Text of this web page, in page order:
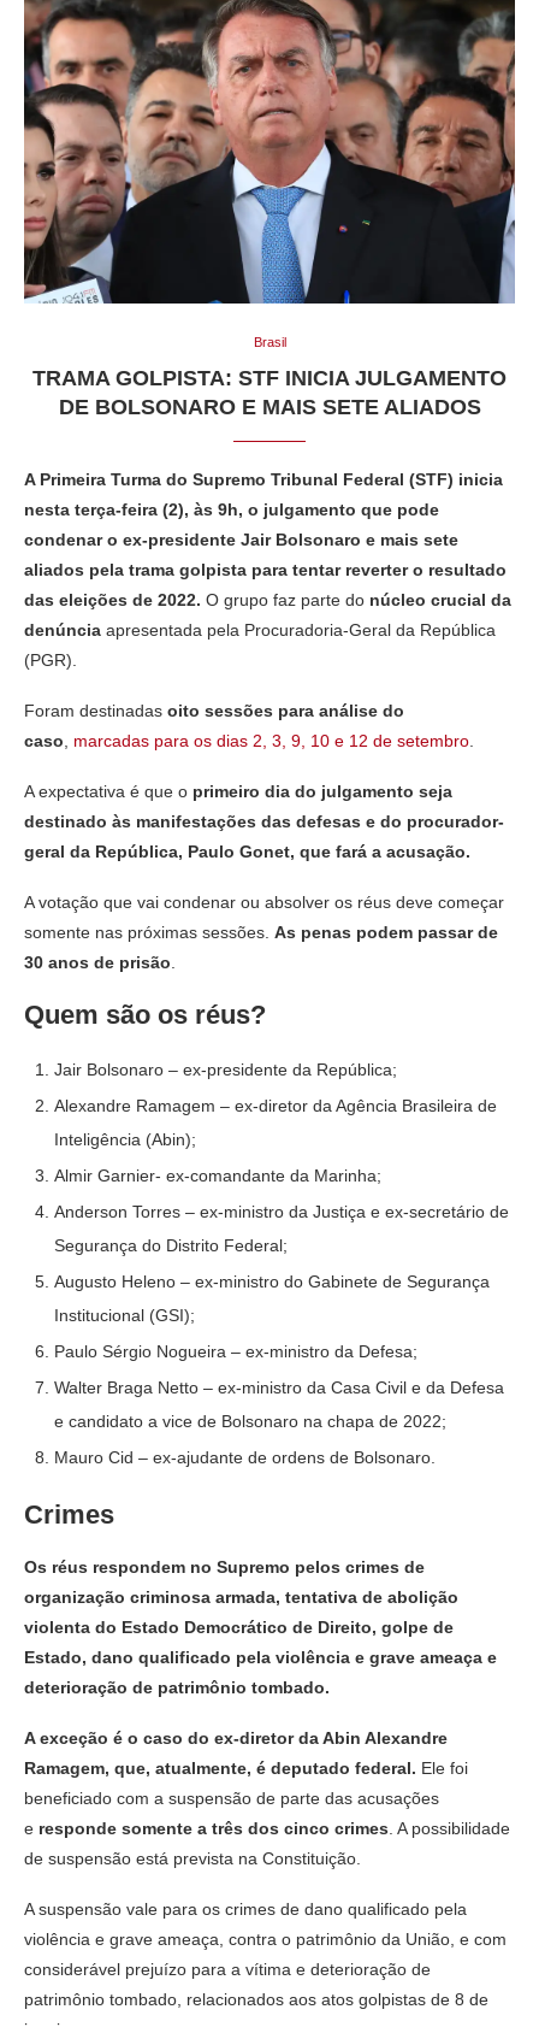
Brasil
TRAMA GOLPISTA: STF INICIA JULGAMENTO
DE BOLSONARO E MAIS SETE ALIADOS
A Primeira Turma do Supremo Tribunal Federal (STF) inicia
nesta terça-feira (2), às 9h, o julgamento que pode
condenar o ex-presidente Jair Bolsonaro e mais sete
aliados pela trama golpista para tentar reverter o resultado
das eleições de 2022. O grupo faz parte do núcleo crucial da
denúncia apresentada pela Procuradoria-Geral da República
(PGR).
Foram destinadas oito sessões para análise do
caso
marcadas para os dias 2, 3, 9, 10 e 12 de setembro
A expectativa é que o primeiro dia do julgamento seja
destinado às manifestações das defesas e do procurador-
geral da República, Paulo Gonet, que fará a acusação.
A votação que vai condenar ou absolver os réus deve começar
somente nas próximas sessões. As penas podem passar de
30 anos de prisão
Quem são os réus?
Jair Bolsonaro – ex-presidente da República;
Alexandre Ramagem – ex-diretor da Agência Brasileira de
Inteligência (Abin);
Almir Garnier- ex-comandante da Marinha;
Anderson Torres – ex-ministro da Justiça e ex-secretário de
Segurança do Distrito Federal;
Augusto Heleno – ex-ministro do Gabinete de Segurança
Institucional (GSI);
Paulo Sérgio Nogueira – ex-ministro da Defesa;
Walter Braga Netto – ex-ministro da Casa Civil e da Defesa
e candidato a vice de Bolsonaro na chapa de 2022;
Mauro Cid – ex-ajudante de ordens de Bolsonaro.
Crimes
Os réus respondem no Supremo pelos crimes de
organização criminosa armada, tentativa de abolição
violenta do Estado Democrático de Direito, golpe de
Estado, dano qualificado pela violência e grave ameaça e
deterioração de patrimônio tombado.
A exceção é o caso do ex-diretor da Abin Alexandre
Ramagem, que, atualmente, é deputado federal. Ele foi
beneficiado com a suspensão de parte das acusações
e responde somente a três dos cinco crimes . A possibilidade
de suspensão está prevista na Constituição.
A suspensão vale para os crimes de dano qualificado pela
violência e grave ameaça, contra o patrimônio da União, e com
considerável prejuízo para a vítima e deterioração de
patrimônio tombado, relacionados aos atos golpistas de 8 de